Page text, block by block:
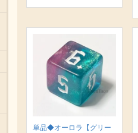
単品◆オーロラ【グリー